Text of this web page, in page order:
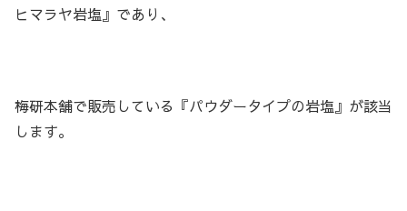
ヒマラヤ岩塩』であり、
梅研本舗で販売している『パウダータイプの岩塩』が該当
します。